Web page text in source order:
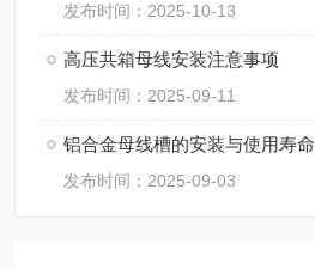
发布时间：2025-10-13
高压共箱母线安装注意事项
发布时间：2025-09-11
铝合金母线槽的安装与使用寿命
发布时间：2025-09-03